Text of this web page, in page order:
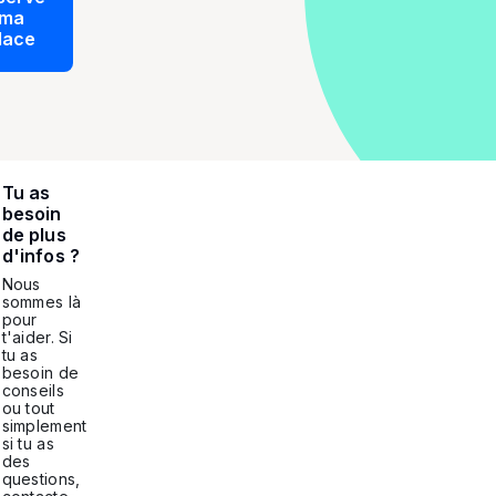
Tu as
besoin
de plus
d'infos ?
Nous
sommes là
pour
t'aider. Si
tu as
besoin de
conseils
ou tout
simplement
si tu as
des
questions,